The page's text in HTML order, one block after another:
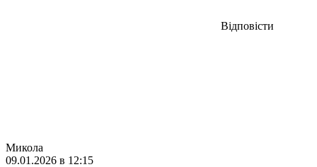
Відповісти
Микола
09.01.2026 в 12:15